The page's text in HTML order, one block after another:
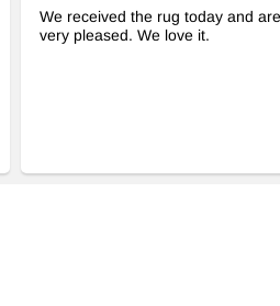
We received the rug today and are
very pleased. We love it.